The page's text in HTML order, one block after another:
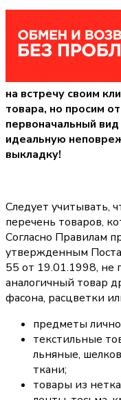
на встречу своим
товара, но просим
первоначальный
идеальную
выкладку!
Следует учитывать,
перечень товаров,
Согласно Правилам
утвержденным
55 от 19.01.1998, не
аналогичный товар
фасона, расцветки
предметы
текстильные
льняные,
ткани;
товары из